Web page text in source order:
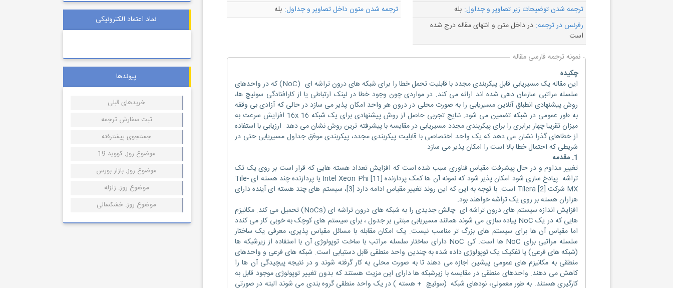
ترجمه شدن توضیحات زیر تصاویر و جداول: بله ترجمه شدن متون داخل تصاویر و جداول: بله
رفرنس در ترجمه: در داخل متن و انتهای مقاله درج شده
است
نمونه ترجمه فارسی مقاله
چکیده
این مقاله یک مسیریابی قابل پیکربندی مجدد با قابلیت تحمل خطا را برای شبکه های درون تراشه ای (NoC) که در واحدهای
سلسله مراتبی سازمان دهی شده اند ارائه می کند. در مواردی چون وجود خطا در لینک ارتباطی یا از کارافتادگی سوئیچ ها،
روش پیشنهادی انطباق آنلاین مسیریابی را به صورت محلی در درون هر واحد امکان پذیر می سازد در حالی که آزادی بی وقفه
به طور عمومی در شبکه تضمین می شود. نتایج تجربی حاصل از روش پیشنهادی برای یک شبکه 16x 16 افزایش سرعت به
میزان تقریبا چهار برابری را برای پیکربندی مجدد مسیریابی در مقایسه با پیشرفته ترین روش نشان می دهد. ارزیابی با استفاده
از خطاهای گذرا نشان می دهد که یک واحد اختصاصی با قابلیت پیکربندی مجدد، پیکربندی موفق جداول مسیریابی حتی در
شریطی که احتمال خطا بالا است را امکان پذیر می سازد.
1. مقدمه
تغییر مداوم و در حال پیشرفت مقیاس فناوری سبب شده است که افزایش تعداد هسته هایی که قرار است بر روی یک تک
تراشه پیادخ سازی شود امکان پذیر شود که نمونه آن ها کمک پردازنده Intel Xeon Phi [11] یا پردازنده چند هسته ای Tile-
MX شرکت Tilera [2] است. با توجه به این که این روند تغییر مقیاس ادامه دارد [3]، سیستم های چند هسته ای آینده دارای
هزاران هسته بر روی یک تراشه خواهند بود.
افزایش اندازه سیستم های درون تراشه ای چالش جدیدی را به شبکه های درون تراشه ای (NoCs) تحمیل می کند. مکانیزم
هایی که در یک NoC پیاده سازی می شوند همانند مسیریابی مبتنی بر جدول ، برای سیستم های کوچک به خوبی کار می کندد
اما مقیاس آن ها برای سیستم های بزرگ تر مناسب نیست. یک امکان مقابله با مسائل مقیاس پذیری، معرفی یک ساختار
سلسله مراتبی برای NoC ها است. کی NoC دارای ساختار سلسله مراتب با ساخت توپولوژی آن با استفاده از زیرشبکه ها
(شبکه های فرعی) یا تفکیک یک توپولوژی داده شده به چندین واحد منطقی قابل دستیابی است. شبکه های فرعی و واحدهای
منطقی به مکانیزم های عمومی پیشین اجازه می دهند تا به صورت محلی به کار گرفته شوند و در نتیجه پیچیدگی آن ها را
کاهش می دهند. واحدهای منطقی در مقایسه با زیرشبکه ها دارای این مزیت هستند که بدون تغییر توپولوژی موجود قابل به
کارگیری هستند. به طور معمولی، نودهای شبکه (سوئیچ + هسته ) در یک واحد منطقی گروه بندی می شوند البته در صورتی
نماد اعتماد الکترونیکی
پیوندها
خریدهای قبلی
ثبت سفارش ترجمه
جستجوی پیشترفته
موضوع روز: کووید 19
موضوع روز: بازار بورس
موضوع روز: زلزله
موضوع روز: خشکسالی